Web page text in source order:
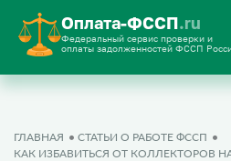
Оплата-ФССП.ru
Федеральный сервис проверки и
оплаты задолженностей ФССП
ГЛАВНАЯ
СТАТЬИ О РАБОТЕ ФССП
КАК ИЗБАВИТЬСЯ ОТ КОЛЛЕКТОРОВ